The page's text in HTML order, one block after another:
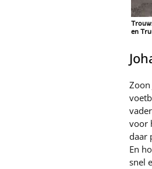
en
voor
daar
En
snel